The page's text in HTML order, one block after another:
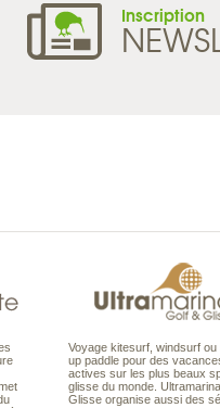
Inscription
Voyage kitesurf, windsurf ou
up paddle pour des
actives sur les plus beaux
glisse du monde.
Glisse organise aussi des